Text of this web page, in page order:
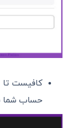
کافیست تا
حساب شما